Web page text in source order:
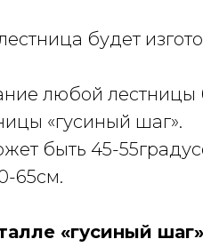
будет
любой лестницы
«гусиный шаг».
быть 45-
65см.
«гусиный